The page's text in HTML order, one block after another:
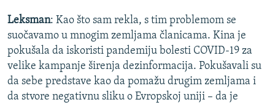
Leksman: Kao što sam rekla, s tim problemom se
suočavamo u mnogim zemljama članicama. Kina je
pokušala da iskoristi pandemiju bolesti COVID-19 za
velike kampanje širenja dezinformacija. Pokušavali su
da sebe predstave kao da pomažu drugim zemljama i
da stvore negativnu sliku o Evropskoj uniji – da je